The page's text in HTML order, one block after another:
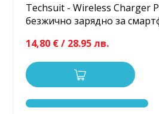
Techsuit - Wireless Charger
безжично зарядно за
14,80 € / 28.95 лв.